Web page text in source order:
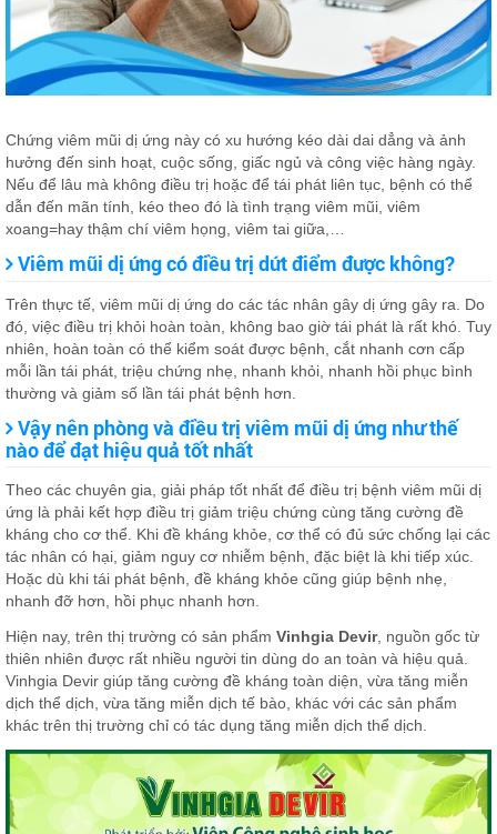
Chứng viêm mũi dị ứng này có xu hướng kéo dài dai dẳng và ảnh
hưởng đến sinh hoạt, cuộc sống, giấc ngủ và công việc hàng ngày.
Nếu để lâu mà không điều trị hoặc để tái phát liên tục, bệnh có thể
dẫn đến mãn tính, kéo theo đó là tình trạng viêm mũi, viêm
xoang=hay thậm chí viêm họng, viêm tai giữa,…
Viêm mũi dị ứng có điều trị dứt điểm được không?
Trên thực tế, viêm mũi dị ứng do các tác nhân gây dị ứng gây ra. Do
đó, việc điều trị khỏi hoàn toàn, không bao giờ tái phát là rất khó. Tuy
nhiên, hoàn toàn có thể kiểm soát được bệnh, cắt nhanh cơn cấp
mỗi lần tái phát, triệu chứng nhẹ, nhanh khỏi, nhanh hồi phục bình
thường và giảm số lần tái phát bệnh hơn.
Vậy nên phòng và điều trị viêm mũi dị ứng như thế
nào để đạt hiệu quả tốt nhất
Theo các chuyên gia, giải pháp tốt nhất để điều trị bệnh viêm mũi dị
ứng là phải kết hợp điều trị giảm triệu chứng cùng tăng cường đề
kháng cho cơ thể. Khi đề kháng khỏe, cơ thể có đủ sức chống lại các
tác nhân có hại, giảm nguy cơ nhiễm bệnh, đặc biệt là khi tiếp xúc.
Hoặc dù khi tái phát bệnh, đề kháng khỏe cũng giúp bệnh nhẹ,
nhanh đỡ hơn, hồi phục nhanh hơn.
Hiện nay, trên thị trường có sản phẩm Vinhgia Devir, nguồn gốc từ
thiên nhiên được rất nhiều người tin dùng do an toàn và hiệu quả.
Vinhgia Devir giúp tăng cường đề kháng toàn diện, vừa tăng miễn
dịch thể dịch, vừa tăng miễn dịch tế bào, khác với các sản phẩm
khác trên thị trường chỉ có tác dụng tăng miễn dịch thể dịch.